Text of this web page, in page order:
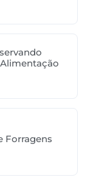
Forragens